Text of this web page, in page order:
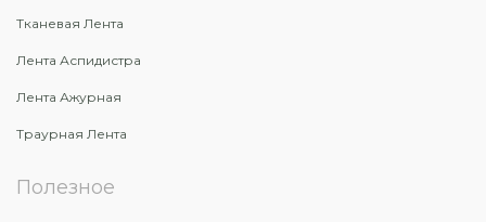
Тканевая Лента
Лента Аспидистра
Лента Ажурная
Траурная Лента
Полезное